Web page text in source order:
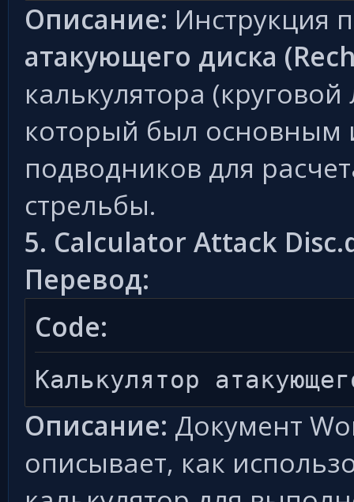
Описание: Инструкция
атакующего диска
калькулятора
который был основным
подводников для
стрельбы.
5. Calculator Attack
Перевод:
Code:
Калькулятор
Описание: Документ
описывает, как